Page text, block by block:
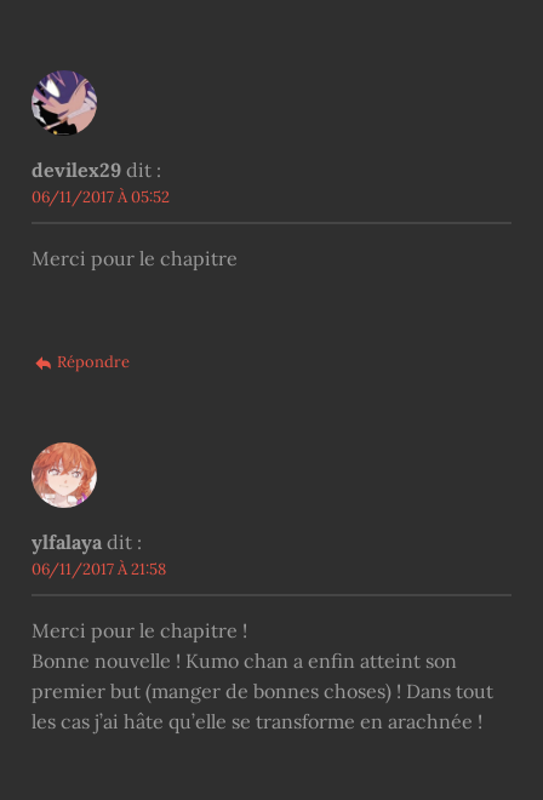
devilex29 dit :
06/11/2017 À 05:52
Merci pour le chapitre
Répondre
ylfalaya dit :
06/11/2017 À 21:58
Merci pour le chapitre !
Bonne nouvelle ! Kumo chan a enfin atteint son
premier but (manger de bonnes choses) ! Dans tout
les cas j’ai hâte qu’elle se transforme en arachnée !